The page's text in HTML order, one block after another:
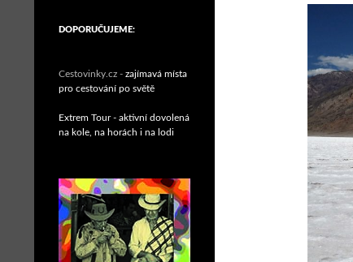
DOPORUČUJEME:
Cestovinky.cz - zajímavá místa
pro cestování po světě
Extrem Tour - aktivní dovolená
na kole, na horách i na lodi